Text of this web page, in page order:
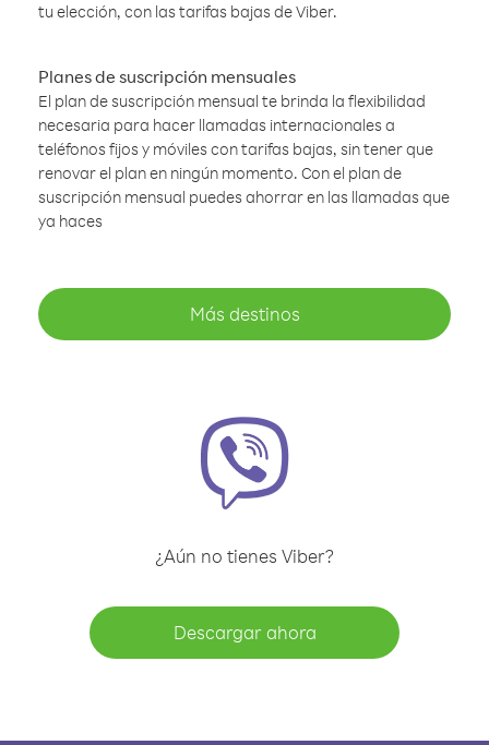
tu elección, con las tarifas bajas de Viber.
Planes de suscripción mensuales
El plan de suscripción mensual te brinda la flexibilidad
necesaria para hacer llamadas internacionales a
teléfonos fijos y móviles con tarifas bajas, sin tener que
renovar el plan en ningún momento. Con el plan de
suscripción mensual puedes ahorrar en las llamadas que
ya haces
Más destinos
¿Aún no tienes Viber?
Descargar ahora